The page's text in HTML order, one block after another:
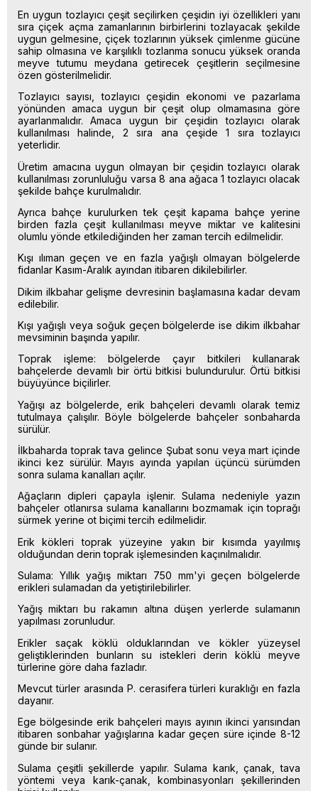
En uygun tozlayıcı çeşit seçilirken çeşidin iyi özellikleri yanı
sıra çiçek açma zamanlarının birbirlerini tozlayacak şekilde
uygun gelmesine, çiçek tozlarının yüksek çimlenme gücüne
sahip olmasına ve karşılıklı tozlanma sonucu yüksek oranda
meyve tutumu meydana getirecek çeşitlerin seçilmesine
özen gösterilmelidir.
Tozlayıcı sayısı, tozlayıcı çeşidin ekonomi ve pazarlama
yönünden amaca uygun bir çeşit olup olmamasına göre
ayarlanmalıdır. Amaca uygun bir çeşidin tozlayıcı olarak
kullanılması halinde, 2 sıra ana çeşide 1 sıra tozlayıcı
yeterlidir.
Üretim amacına uygun olmayan bir çeşidin tozlayıcı olarak
kullanılması zorunluluğu varsa 8 ana ağaca 1 tozlayıcı olacak
şekilde bahçe kurulmalıdır.
Ayrıca bahçe kurulurken tek çeşit kapama bahçe yerine
birden fazla çeşit kullanılması meyve miktar ve kalitesini
olumlu yönde etkilediğinden her zaman tercih edilmelidir.
Kışı ılıman geçen ve en fazla yağışlı olmayan bölgelerde
fidanlar Kasım-Aralık ayından itibaren dikilebilirler.
Dikim ilkbahar gelişme devresinin başlamasına kadar devam
edilebilir.
Kışı yağışlı veya soğuk geçen bölgelerde ise dikim ilkbahar
mevsiminin başında yapılır.
Toprak işleme: bölgelerde çayır bitkileri kullanarak
bahçelerde devamlı bir örtü bitkisi bulundurulur. Örtü bitkisi
büyüyünce biçilirler.
Yağışı az bölgelerde, erik bahçeleri devamlı olarak temiz
tutulmaya çalışılır. Böyle bölgelerde bahçeler sonbaharda
sürülür.
İlkbaharda toprak tava gelince Şubat sonu veya mart içinde
ikinci kez sürülür. Mayıs ayında yapılan üçüncü sürümden
sonra sulama kanalları açılır.
Ağaçların dipleri çapayla işlenir. Sulama nedeniyle yazın
bahçeler otlanırsa sulama kanallarını bozmamak için toprağı
sürmek yerine ot biçimi tercih edilmelidir.
Erik kökleri toprak yüzeyine yakın bir kısımda yayılmış
olduğundan derin toprak işlemesinden kaçınılmalıdır.
Sulama: Yıllık yağış miktarı 750 mm'yi geçen bölgelerde
erikleri sulamadan da yetiştirilebilirler.
Yağış miktarı bu rakamın altına düşen yerlerde sulamanın
yapılması zorunludur.
Erikler saçak köklü olduklarından ve kökler yüzeysel
geliştiklerinden bunların su istekleri derin köklü meyve
türlerine göre daha fazladır.
Mevcut türler arasında P. cerasifera türleri kuraklığı en fazla
dayanır.
Ege bölgesinde erik bahçeleri mayıs ayının ikinci yarısından
itibaren sonbahar yağışlarına kadar geçen süre içinde 8-12
günde bir sulanır.
Sulama çeşitli şekillerde yapılır. Sulama karık, çanak, tava
yöntemi veya karık-çanak, kombinasyonları şekillerinden